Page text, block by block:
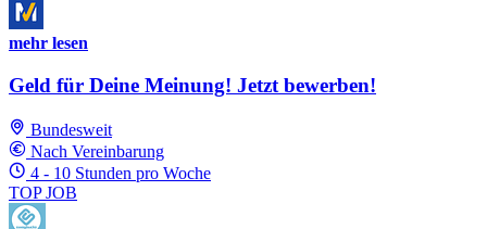
mehr lesen
Geld für Deine Meinung! Jetzt bewerben!
Bundesweit
Nach Vereinbarung
4 - 10 Stunden pro Woche
TOP JOB